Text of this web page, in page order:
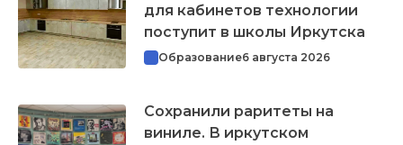
для кабинетов технологии
поступит в школы Иркутска
Образование6 августа 2026
Сохранили раритеты на
виниле. В иркутском